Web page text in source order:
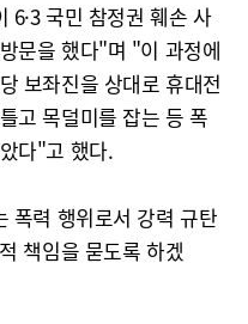
6·3 국민 참정권 훼손 사
문을 했다"며 "이 과정에
보좌진을 상대로 휴대전
고 목덜미를 잡는 등 폭
다"고 했다.
폭력 행위로서 강력 규탄
책임을 묻도록 하겠